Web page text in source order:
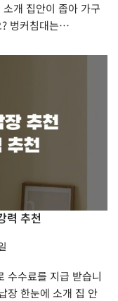
개 집안이 좁아 가구
? 벙커침대는…
력 추천
수수료를 지급 받습니
장 한눈에 소개 집 안